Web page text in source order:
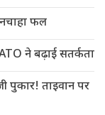
फल
ने बढ़ाई सतर्कता
पुकार! ताइवान पर